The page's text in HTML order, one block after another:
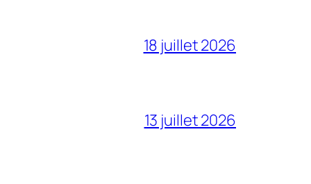
18 juillet 2026
13 juillet 2026